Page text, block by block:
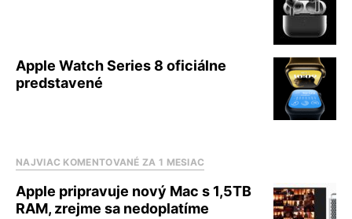
Apple Watch Series 8 oficiálne
predstavené
NAJVIAC KOMENTOVANÉ ZA 1 MESIAC
Apple pripravuje nový Mac s 1,5TB
RAM, zrejme sa nedoplatíme